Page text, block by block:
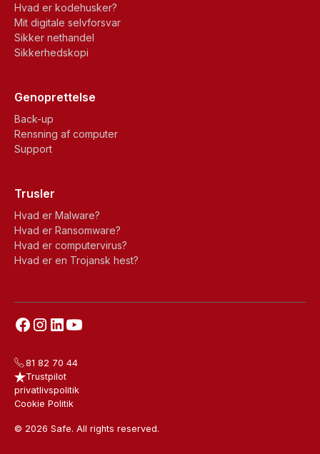
Hvad er kodehusker?
Mit digitale selvforsvar
Sikker nethandel
Sikkerhedskopi
Genoprettelse
Back-up
Rensning af computer
Support
Trusler
Hvad er Malware?
Hvad er Ransomware?
Hvad er computervirus?
Hvad er en Trojansk hest?
© 2026 Safe. All rights reserved.
81 82 70 44
Trustpilot
privatlivspolitik
Cookie Politik